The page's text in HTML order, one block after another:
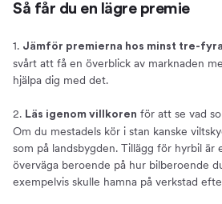
Så får du en lägre premie
1. Jämför premierna hos minst tre-
svårt att få en överblick av marknaden
hjälpa dig med det.
2. Läs igenom villkoren för att se vad
Om du mestadels kör i stan kanske
som på landsbygden. Tillägg för hyrbil är
överväga beroende på hur bilberoende
exempelvis skulle hamna på verkstad